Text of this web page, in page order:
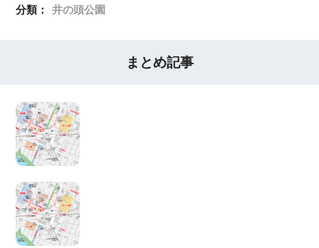
分類： 井の頭公園
まとめ記事